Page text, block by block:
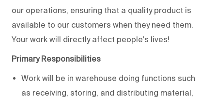
our operations, ensuring that a quality product is
available to our customers when they need them.
Your work will directly affect people's lives!
Primary Responsibilities
Work will be in warehouse doing functions such
as receiving, storing, and distributing material,